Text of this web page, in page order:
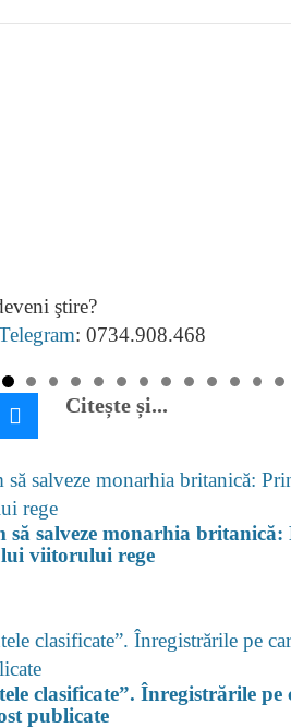
ştire?
: 0734.908.468
Citește și...
salveze monarhia britanică:
viitorului rege
clasificate”. Înregistrările
publicate